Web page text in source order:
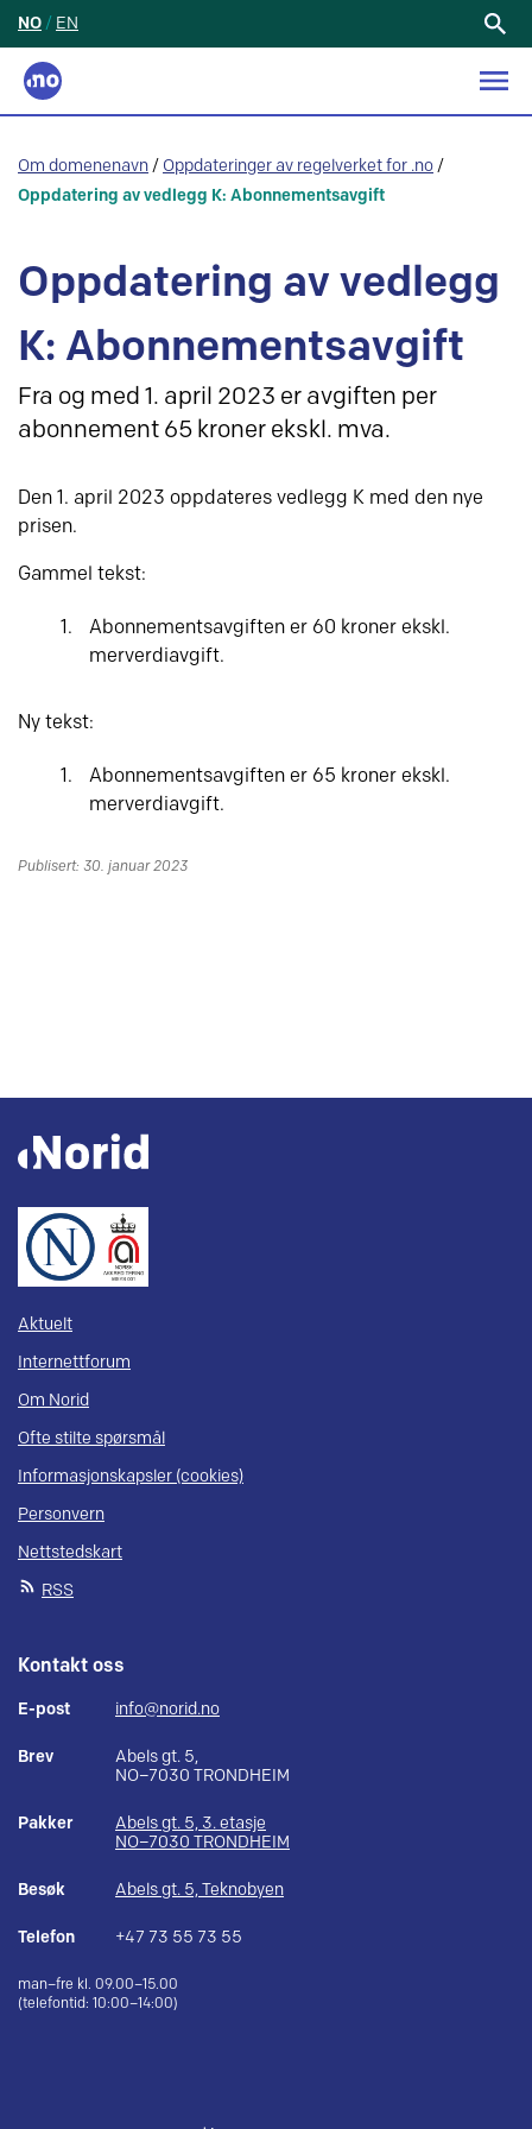
NO / EN
Om domenenavn / Oppdateringer av regelverket for .no /
Oppdatering av vedlegg K: Abonnementsavgift
Oppdatering av vedlegg
K: Abonnementsavgift
Fra og med 1. april 2023 er avgiften per
abonnement 65 kroner ekskl. mva.
Den 1. april 2023 oppdateres vedlegg K med den nye
prisen.
Gammel tekst:
Abonnementsavgiften er 60 kroner ekskl.
merverdiavgift.
Ny tekst:
Abonnementsavgiften er 65 kroner ekskl.
merverdiavgift.
Publisert: 30. januar 2023
Aktuelt
Internettforum
Om Norid
Ofte stilte spørsmål
Informasjonskapsler (cookies)
Personvern
Nettstedskart
RSS
Kontakt oss
E-post info@norid.no
Brev
Abels gt. 5,
NO–7030 TRONDHEIM
Pakker
Abels gt. 5, 3. etasje
NO–7030 TRONDHEIM
Besøk Abels gt. 5, Teknobyen
Telefon +47 73 55 73 55
man–fre kl. 09.00–15.00
(telefontid: 10:00–14:00)